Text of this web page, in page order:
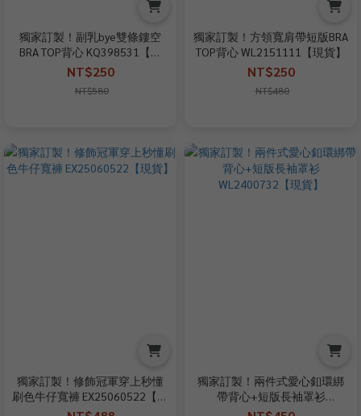
獨家訂製！副乳bye雙條鏤空
BRA TOP背心 KQ398531【現
+預】
NT$250
NT$580
獨家訂製！方領寬肩帶短版BRA
TOP背心 WL2151111【現貨】
NT$250
NT$480
獨家訂製！修飾冠軍穿上秒懂
刷色牛仔寬褲 EX25060522【現
貨】
獨家訂製！兩件式愛心釦環綁
帶背心+短版長袖罩衫
WL2400732【現貨】